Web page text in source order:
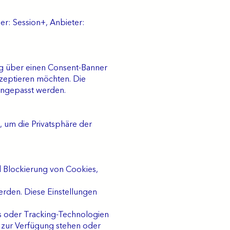
Session+, Anbieter:
über einen Consent-Banner
möchten. Die
werden.
um die Privatsphäre der
Blockierung von Cookies,
Diese Einstellungen
oder Tracking-Technologien
Verfügung stehen oder